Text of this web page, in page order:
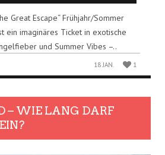
Great Escape“ Frühjahr/Sommer
ein imaginäres Ticket in exotische
und Summer Vibes –..
18 JAN. 1
– WIE LANG DARF